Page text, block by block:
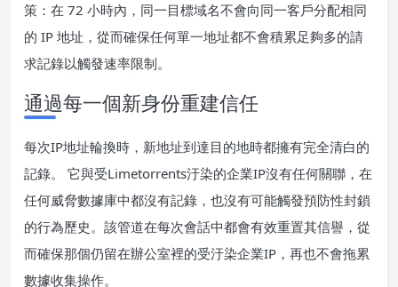
策：在 72 小時內，同一目標域名不會向同一客戶分配相同
的 IP 地址，從而確保任何單一地址都不會積累足夠多的請
求記錄以觸發速率限制。
通過每一個新身份重建信任
每次IP地址輪換時，新地址到達目的地時都擁有完全清白的
記錄。 它與受Limetorrents汙染的企業IP沒有任何關聯，在
任何威脅數據庫中都沒有記錄，也沒有可能觸發預防性封鎖
的行為歷史。該管道在每次會話中都會有效重置其信譽，從
而確保那個仍留在辦公室裡的受汙染企業IP，再也不會拖累
數據收集操作。